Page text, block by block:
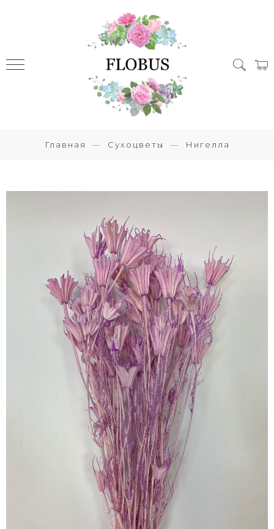
Главная Сухоцветы Нигелла